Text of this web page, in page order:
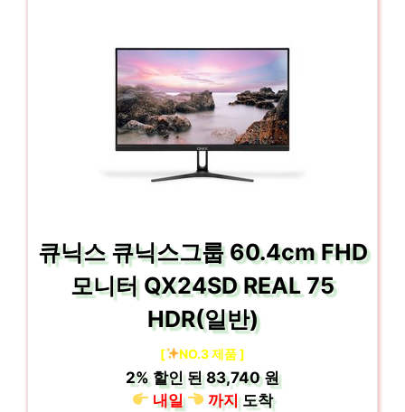
큐닉스 큐닉스그룹 60.4cm FHD
모니터 QX24SD REAL 75
HDR(일반)
[ NO.3 제품 ]
2% 할인 된83,740 원
내일
까지도착